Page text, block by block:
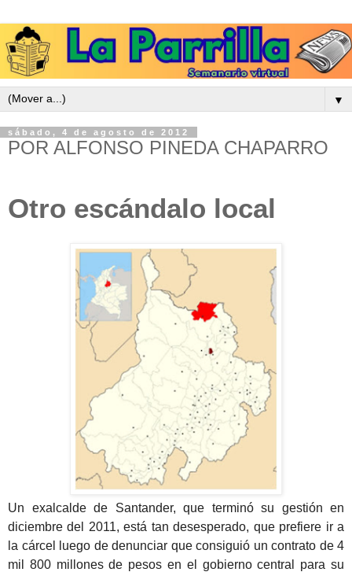
▼
sábado, 4 de agosto de 2012
POR ALFONSO PINEDA CHAPARRO
Otro escándalo local
Un exalcalde de Santander, que terminó su gestión en
diciembre del 2011, está tan desesperado, que prefiere ir a
la cárcel luego de denunciar que consiguió un contrato de 4
mil 800 millones de pesos en el gobierno central para su